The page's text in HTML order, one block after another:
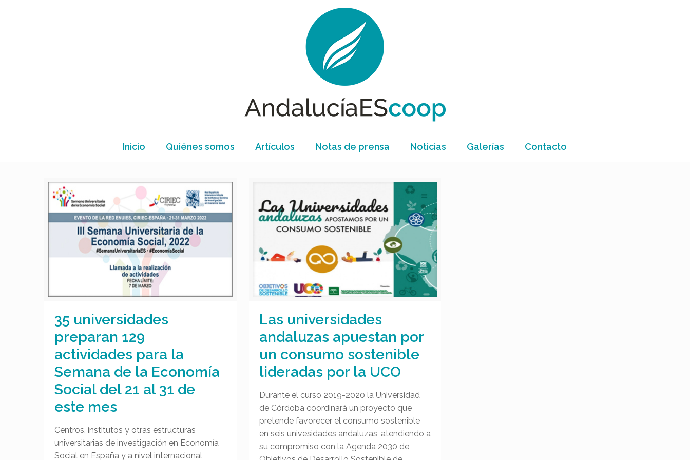
Inicio Quiénes somos Artículos Notas de prensa Noticias Galerías Contacto
35 universidades
preparan 129
actividades para la
Semana de la Economía
Social del 21 al 31 de
este mes
Centros, institutos y otras estructuras
universitarias de investigación en Economía
Social en España y a nivel internacional
Las universidades
andaluzas apuestan por
un consumo sostenible
lideradas por la UCO
Durante el curso 2019-2020 la Universidad
de Córdoba coordinará un proyecto que
pretende favorecer el consumo sostenible
en seis univesidades andaluzas, atendiendo a
su compromiso con la Agenda 2030 de